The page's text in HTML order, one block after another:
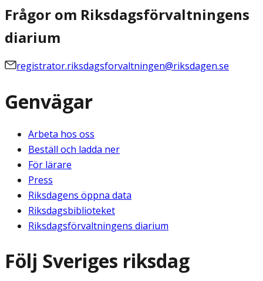
Frågor om Riksdagsförvaltningens
diarium
registrator.riksdagsforvaltningen@riksdagen.se
Genvägar
Arbeta hos oss
Beställ och ladda ner
För lärare
Press
Riksdagens öppna data
Riksdagsbiblioteket
Riksdagsförvaltningens diarium
Följ Sveriges riksdag